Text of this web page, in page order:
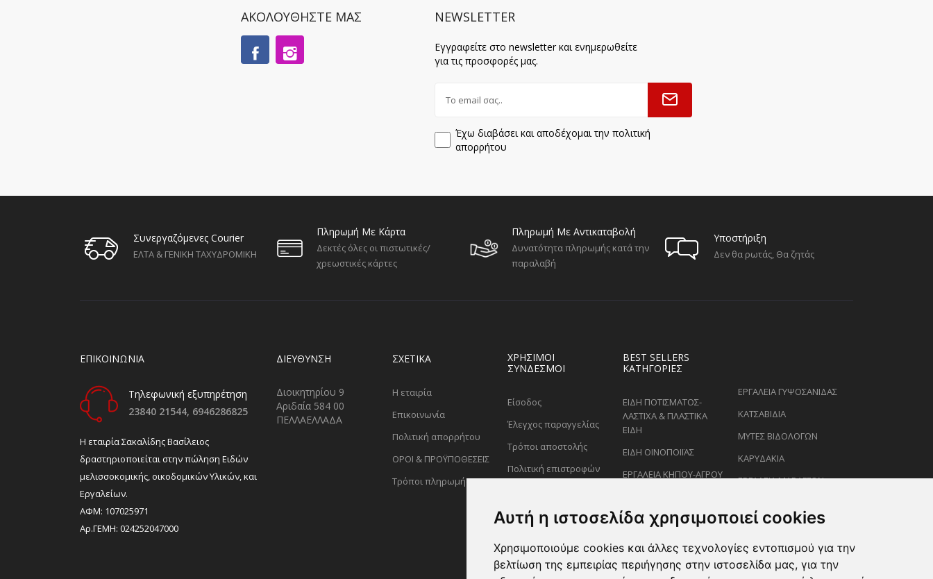
Αυτή η ιστοσελίδα χρησιμοποιεί cookies
Χρησιμοποιούμε cookies και άλλες τεχνολογίες εντοπισμού για την
βελτίωση της εμπειρίας περιήγησης στην ιστοσελίδα μας, για την
ΑΚΟΛΟΥΘΗΣΤΕ ΜΑΣ NEWSLETTER
Εγγραφείτε στο newsletter και ενημερωθείτε
για τις προσφορές μας.
Έχω διαβάσει και αποδέχομαι την πολιτική
απορρήτου
Συνεργαζόμενες Courier
ΕΛΤΑ & ΓΕΝΙΚΗ ΤΑΧΥΔΡΟΜΙΚΗ
Πληρωμή Με Κάρτα
Δεκτές όλες οι πιστωτικές/
χρεωστικές κάρτες
Πληρωμή Με Αντικαταβολή
Δυνατότητα πληρωμής κατά την
παραλαβή
Υποστήριξη
Δεν θα ρωτάς, Θα ζητάς
ΕΠΙΚΟΙΝΩΝΙΑ
Τηλεφωνική εξυπηρέτηση
23840 21544, 6946286825
H εταιρία Σακαλίδης Βασίλειος
δραστηριοποιείται στην πώληση Ειδών
μελισσοκομικής, οικοδομικών Υλικών, και
Εργαλείων.
ΑΦΜ: 107025971
Αρ.ΓΕΜΗ: 024252047000
ΔΙΕΎΘΥΝΣΗ
Διοικητηρίου 9
Αριδαία 584 00
ΠΕΛΛΑΕΛΛΑΔΑ
ΣΧΕΤΙΚΑ
Η εταιρία
Επικοινωνία
Πολιτική απορρήτου
ΟΡΟΙ & ΠΡΟΫΠΟΘΕΣΕΙΣ
Τρόποι πληρωμής
ΧΡΗΣΙΜΟΙ
ΣΥΝΔΕΣΜΟΙ
Είσοδος
Έλεγχος παραγγελίας
Τρόποι αποστολής
Πολιτική επιστροφών
BEST SELLERS
ΚΑΤΗΓΟΡΊΕΣ
ΕΙΔΗ ΠΟΤΙΣΜΑΤΟΣ-
ΛΑΣΤΙΧΑ & ΠΛΑΣΤΙΚΑ
ΕΙΔΗ
ΕΙΔΗ ΟΙΝΟΠΟΙΪΑΣ
ΕΡΓΑΛΕΙΑ ΚΗΠΟΥ-ΑΓΡΟΥ
ΡΑΝΤΙΣΜΑΤΟΣ
ΨΑΛΙΔΙΑ ΚΛΑΔΕΜΑΤΟΣ
ΕΡΓΑΛΕΙΑ ΓΥΨΟΣΑΝΙΔΑΣ
ΚΑΤΣΑΒΙΔΙΑ
ΜΥΤΕΣ ΒΙΔΟΛΟΓΩΝ
ΚΑΡΥΔΑΚΙΑ
ΕΡΓΑΛΕΙΑ ΜΑΡΑΓΓΩΝ